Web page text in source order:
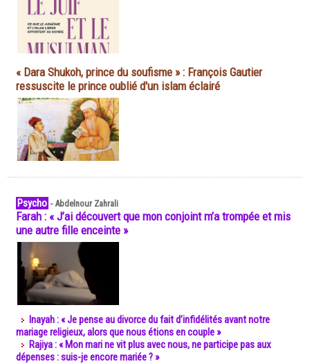
« Dara Shukoh, prince du soufisme » : François Gautier
ressuscite le prince oublié d'un islam éclairé
Psycho -Abdelnour Zahrali
Farah : « J’ai découvert que mon conjoint m’a trompée et mis
une autre fille enceinte »
Inayah : « Je pense au divorce du fait d’infidélités avant notre
mariage religieux, alors que nous étions en couple »
Rajiya : « Mon mari ne vit plus avec nous, ne participe pas aux
dépenses : suis-je encore mariée ? »